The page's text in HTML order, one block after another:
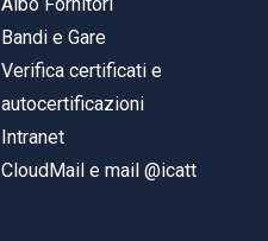
Bandi e Gare
Verifica certificati e
autocertificazioni
Intranet
CloudMail e mail @icatt